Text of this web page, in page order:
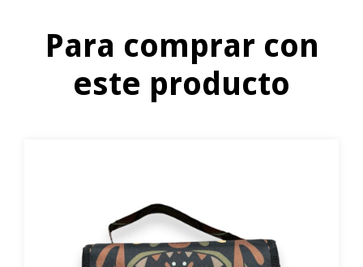
Para comprar con
este producto